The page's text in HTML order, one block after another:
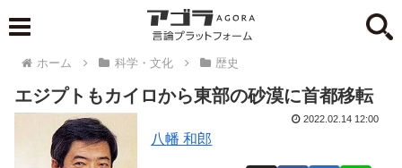
ホーム 科学・文化 歴史
エジプトもカイロから東部の砂漠に首都移転
八幡 和郎
2022.02.14 12:00